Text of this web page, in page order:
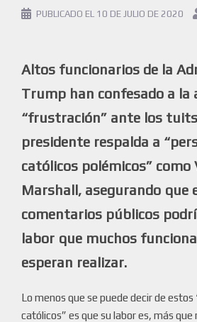
PUBLICADO EL 10 DE JULIO DE 2020
Altos funcionarios de la
Trump han confesado a la
“frustración” ante los
presidente respalda a
católicos polémicos” como
Marshall, asegurando que
comentarios públicos
labor que muchos
esperan realizar.
Lo menos que se puede decir de
católicos” es que su labor es, más